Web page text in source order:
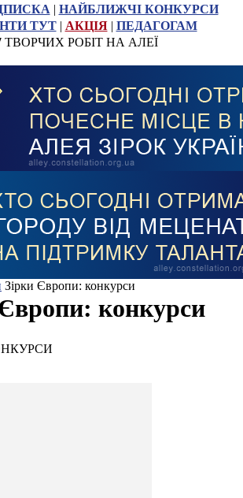
| НАЙБЛИЖЧІ КОНКУРСИ
ТУТ| АКЦІЯ| ПЕДАГОГАМ
ТВОРЧИХ РОБІТ НА АЛЕЇ
Зірки Європи: конкурси
конкурси